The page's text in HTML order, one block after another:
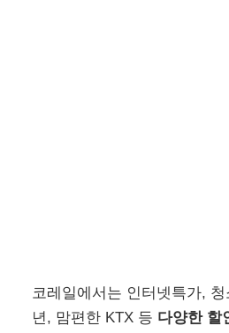
코레일에서는 인터넷특가,
년, 맘편한 KTX 등 다양한 할